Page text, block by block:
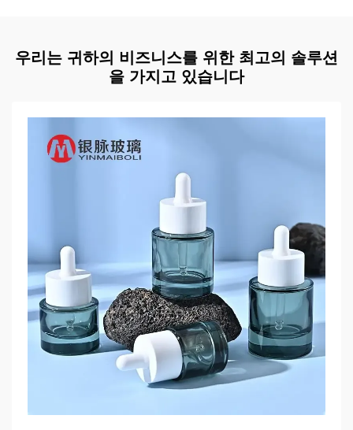
우리는 귀하의 비즈니스를 위한 최고의 솔루션
을 가지고 있습니다